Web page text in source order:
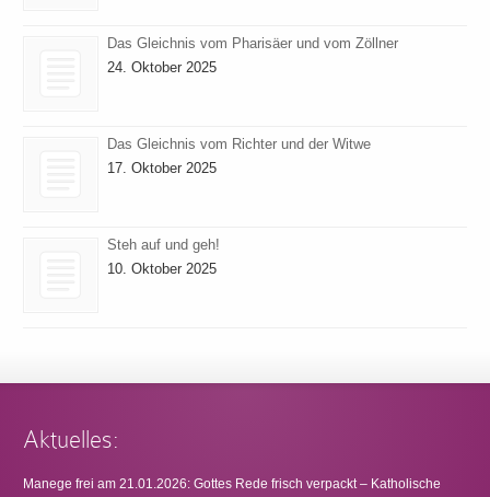
Das Gleichnis vom Pharisäer und vom Zöllner
24. Oktober 2025
Das Gleichnis vom Richter und der Witwe
17. Oktober 2025
Steh auf und geh!
10. Oktober 2025
Aktuelles:
Manege frei am 21.01.2026: Gottes Rede frisch verpackt – Katholische